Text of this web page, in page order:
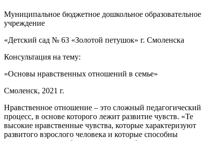
Муниципальное бюджетное дошкольное образовательное
учреждение
«Детский сад № 63 «Золотой петушок» г. Смоленска
Консультация на тему:
«Основы нравственных отношений в семье»
Смоленск, 2021 г.
Нравственное отношение – это сложный педагогический
процесс, в основе которого лежит развитие чувств. «Те
высокие нравственные чувства, которые характеризуют
развитого взрослого человека и которые способны